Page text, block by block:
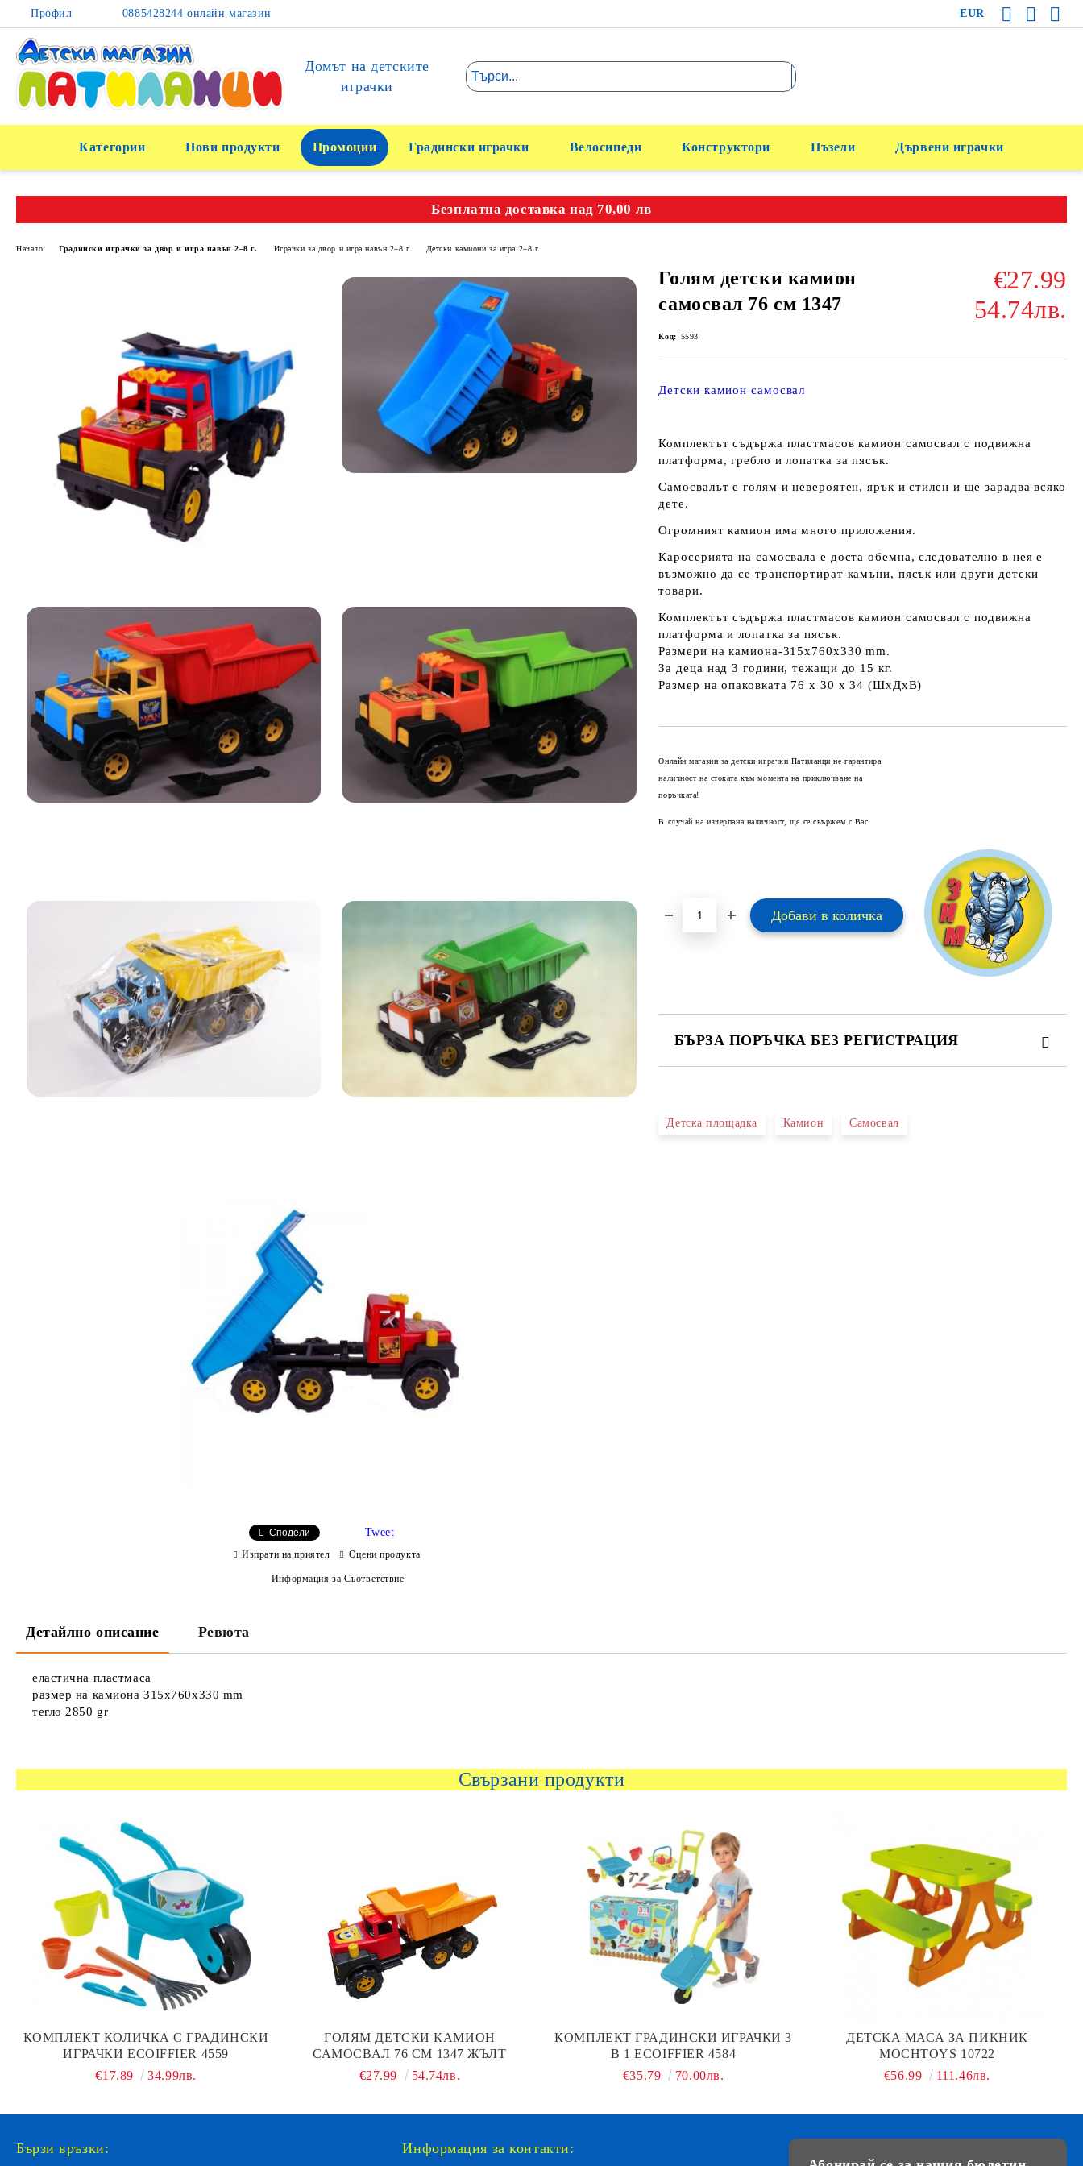
Профил 0885428244 онлайн магазин EUR
Домът на детските
играчки
Категории Нови продукти Промоции Градински играчки Велосипеди Конструктори Пъзели Дървени играчки
Безплатна доставка над 70,00 лв
Начало Градински играчки за двор и игра навън 2–8 г. Играчки за двор и игра навън 2–8 г Детски камиони за игра 2–8 г.
Голям детски камион
самосвал 76 см 1347
€27.99
54.74лв.
Код: 5593
Детски камион самосвал
Комплектът съдържа пластмасов камион самосвал с подвижна
платформа, гребло и лопатка за пясък.
Самосвалът е голям и невероятен, ярък и стилен и ще зарадва всяко
дете.
Огромният камион има много приложения.
Каросерията на самосвала е доста обемна, следователно в нея е
възможно да се транспортират камъни, пясък или други детски
товари.
Комплектът съдържа пластмасов камион самосвал с подвижна
платформа и лопатка за пясък.
Размери на камиона-315x760x330 mm.
За деца над 3 години, тежащи до 15 кг.
Размер на опаковката 76 x 30 x 34 (ШxДxВ)
Онлайн магазин за детски играчки Патиланци не гарантира
наличност на стоката към момента на приключване на
поръчката!
В случай на изчерпана наличност, ще се свържем с Вас.
БЪРЗА ПОРЪЧКА БЕЗ РЕГИСТРАЦИЯ
Ние ще се свържем с вас в рамките на работния ден.
Детска площадка Камион Самосвал
Сподели Tweet
Изпрати на приятел Оцени продукта
Информация за Съответствие
Детайлно описание Ревюта
еластична пластмаса
размер на камиона 315x760x330 mm
тегло 2850 gr
Свързани продукти
КОМПЛЕКТ КОЛИЧКА С ГРАДИНСКИ
ИГРАЧКИ ECOIFFIER 4559
€17.89
34.99лв.
ГОЛЯМ ДЕТСКИ КАМИОН
САМОСВАЛ 76 СМ 1347 ЖЪЛТ
€27.99
54.74лв.
КОМПЛЕКТ ГРАДИНСКИ ИГРАЧКИ 3
В 1 ECOIFFIER 4584
€35.79
70.00лв.
ДЕТСКА МАСА ЗА ПИКНИК
MOCHTOYS 10722
€56.99
111.46лв.
Бързи връзки:
Информация за контакти: